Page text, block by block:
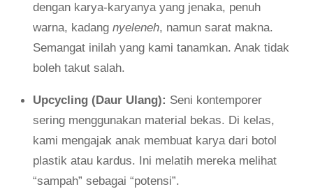
dengan karya-karyanya yang jenaka, penuh
warna, kadang nyeleneh, namun sarat makna.
Semangat inilah yang kami tanamkan. Anak tidak
boleh takut salah.
Upcycling (Daur Ulang): Seni kontemporer
sering menggunakan material bekas. Di kelas,
kami mengajak anak membuat karya dari botol
plastik atau kardus. Ini melatih mereka melihat
“sampah” sebagai “potensi”.